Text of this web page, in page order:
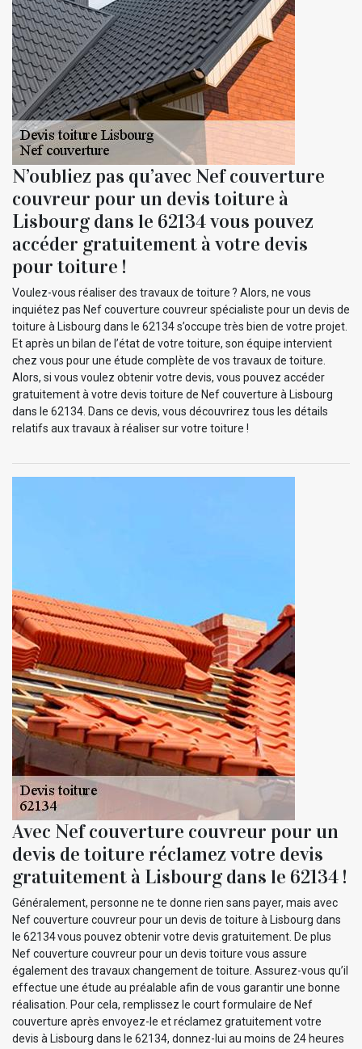
N’oubliez pas qu’avec Nef couverture
couvreur pour un devis toiture à
Lisbourg dans le 62134 vous pouvez
accéder gratuitement à votre devis
pour toiture !
Voulez-vous réaliser des travaux de toiture ? Alors, ne vous
inquiétez pas Nef couverture couvreur spécialiste pour un devis de
toiture à Lisbourg dans le 62134 s’occupe très bien de votre projet.
Et après un bilan de l’état de votre toiture, son équipe intervient
chez vous pour une étude complète de vos travaux de toiture.
Alors, si vous voulez obtenir votre devis, vous pouvez accéder
gratuitement à votre devis toiture de Nef couverture à Lisbourg
dans le 62134. Dans ce devis, vous découvrirez tous les détails
relatifs aux travaux à réaliser sur votre toiture !
Avec Nef couverture couvreur pour un
devis de toiture réclamez votre devis
gratuitement à Lisbourg dans le 62134 !
Généralement, personne ne te donne rien sans payer, mais avec
Nef couverture couvreur pour un devis de toiture à Lisbourg dans
le 62134 vous pouvez obtenir votre devis gratuitement. De plus
Nef couverture couvreur pour un devis toiture vous assure
également des travaux changement de toiture. Assurez-vous qu’il
effectue une étude au préalable afin de vous garantir une bonne
réalisation. Pour cela, remplissez le court formulaire de Nef
couverture après envoyez-le et réclamez gratuitement votre
devis à Lisbourg dans le 62134, donnez-lui au moins de 24 heures